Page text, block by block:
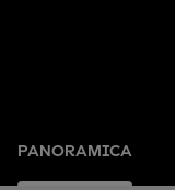
PANORAMICA